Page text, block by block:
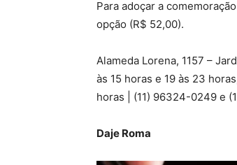
Para adoçar a
opção (R$ 52,00).
Alameda Lorena, 1157 –
às 15 horas e 19 às 23
horas | (11) 96324-0249 e
Daje Roma